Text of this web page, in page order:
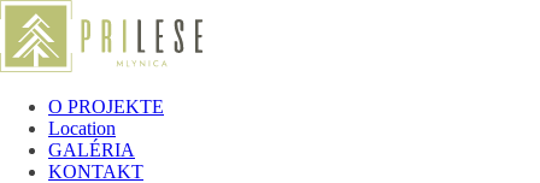
O PROJEKTE
Location
GALÉRIA
KONTAKT